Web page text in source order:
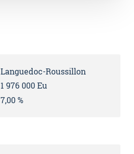
Languedoc-Roussillon
1 976 000 Eu
7,00 %